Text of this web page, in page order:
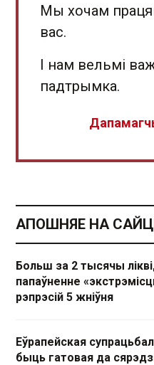
Мы хочам
вас.
І нам вельмі
падтрымка.
АПОШНЯЕ НА
Больш за 2 тысячы
папаўненне
рэпрэсій 5 жніўня
Еўрапейская
быць гатовая да